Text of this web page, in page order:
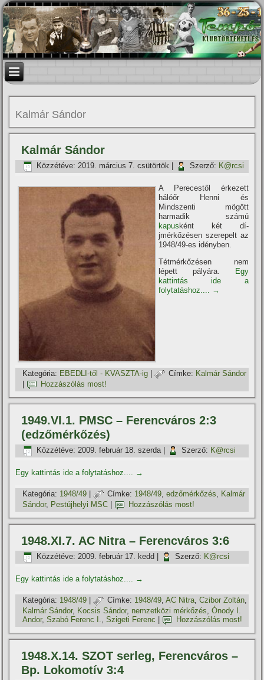
Kalmár Sándor
Kalmár Sándor
Közzétéve: 2019. március 7. csütörtök Szerző: K@rcsi
A Perecestől érkezett
hálóőr Henni és
Mindszenti mögött
harmadik számú
kapus ként két dí­
jmérkőzésen szerepelt az
1948/49-es idényben.
Tétmérkőzésen nem
lépett pályára.
Egy
kattintás ide a
folytatáshoz.... →
Kategória: EBEDLI-től - KVASZTA-ig | Címke: Kalmár Sándor
Hozzászólás most!
1949.VI.1. PMSC – Ferencváros 2:3
(edzőmérkőzés)
Közzétéve: 2009. február 18. szerda| Szerző: K@rcsi
Egy kattintás ide a folytatáshoz.... →
Kategória: 1948/49 | Címke: 1948/49,edzőmérkőzés, Kalmár
Sándor, Pestújhelyi MSC Hozzászólás most!
1948.XI.7. AC Nitra – Ferencváros 3:6
Közzétéve: 2009. február 17. kedd Szerző: K@rcsi
Egy kattintás ide a folytatáshoz.... →
Kategória: 1948/49 | Címke: 1948/49,AC Nitra,Czibor Zoltán,
Kalmár Sándor, Kocsis Sándor, nemzetközi mérkőzés ,Ónody I.
Andor,Szabó Ferenc I.,Szigeti Ferenc Hozzászólás most!
1948.X.14. SZOT serleg, Ferencváros –
Bp. Lokomotív 3:4